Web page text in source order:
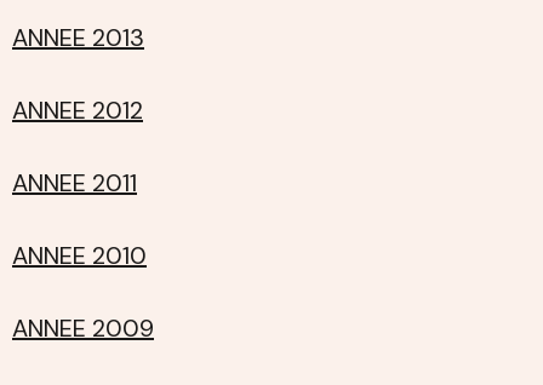
ANNEE 2013
ANNEE 2012
ANNEE 2011
ANNEE 2010
ANNEE 2009